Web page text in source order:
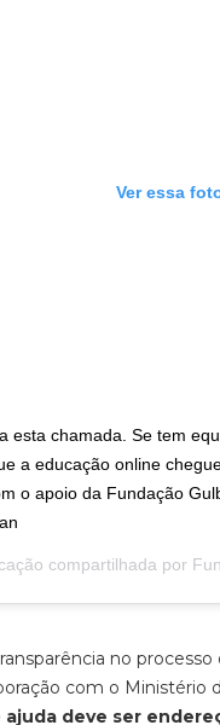
Ver essa
esta chamada. Se tem
a educação online
o apoio da Fundação
compartilhada por
no
com o Ministério
deve ser